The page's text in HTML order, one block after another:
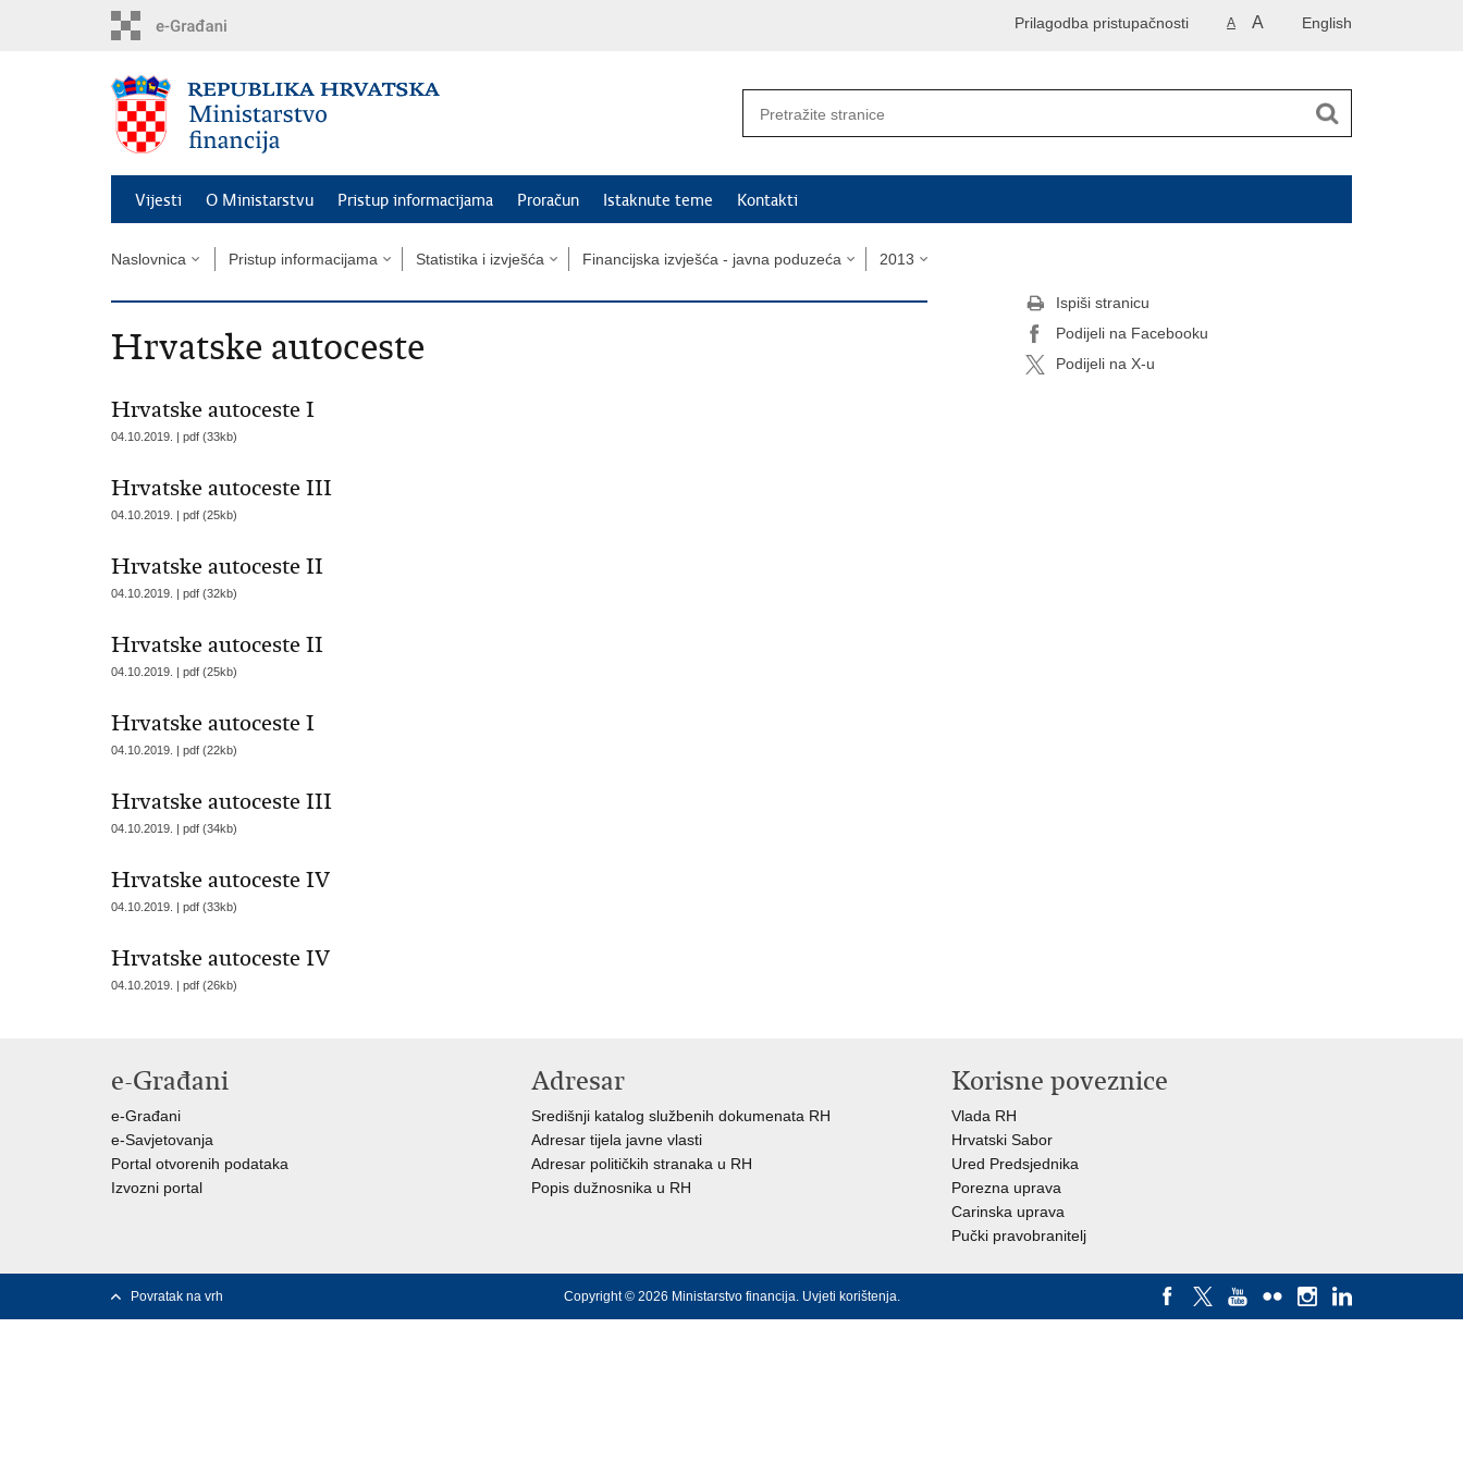
English
A A
Prilagodba pristupačnosti
Vijesti O Ministarstvu Pristup informacijama Proračun Istaknute teme Kontakti
Naslovnica Pristup informacijama Statistika i izvješća Financijska izvješća - javna poduzeća 2013
Hrvatske autoceste
Hrvatske autoceste I
04.10.2019. | pdf (33kb)
Hrvatske autoceste III
04.10.2019. | pdf (25kb)
Hrvatske autoceste II
04.10.2019. | pdf (32kb)
Hrvatske autoceste II
04.10.2019. | pdf (25kb)
Hrvatske autoceste I
04.10.2019. | pdf (22kb)
Hrvatske autoceste III
04.10.2019. | pdf (34kb)
Hrvatske autoceste IV
04.10.2019. | pdf (33kb)
Hrvatske autoceste IV
04.10.2019. | pdf (26kb)
Ispiši stranicu
Podijeli na Facebooku
Podijeli na X-u
e-Građani
e-Građani
e-Savjetovanja
Portal otvorenih podataka
Izvozni portal
Adresar
Središnji katalog službenih dokumenata RH
Adresar tijela javne vlasti
Adresar političkih stranaka u RH
Popis dužnosnika u RH
Korisne poveznice
Vlada RH
Hrvatski Sabor
Ured Predsjednika
Porezna uprava
Carinska uprava
Pučki pravobranitelj
Povratak na vrh Copyright © 2026 Ministarstvo financija. Uvjeti korištenja.